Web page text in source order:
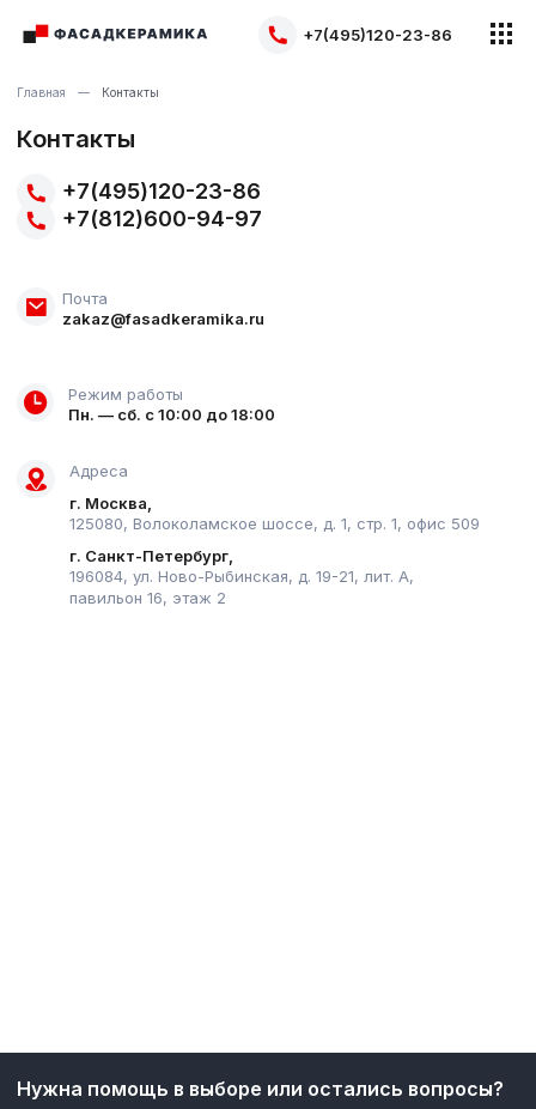
+7(495)120-23-86
Главная Контакты
Контакты
+7(495)120-23-86
+7(812)600-94-97
Почта
zakaz@fasadkeramika.ru
Режим работы
Пн. — сб. с 10:00 до 18:00
Адреса
г. Москва,
125080, Волоколамское шоссе, д. 1, стр. 1, офис 509
г. Санкт-Петербург,
196084, ул. Ново-Рыбинская, д. 19-21, лит. А,
павильон 16, этаж 2
Нужна помощь в выборе или остались вопросы?